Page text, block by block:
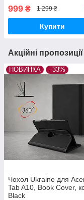
999 ₴ 1 299 ₴
Купити
Акційні
НОВИНКА –33%
Чохол Ukraine для
Tab A10, Book Cover,
Black